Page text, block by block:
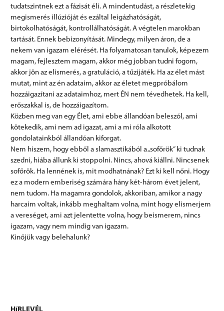
tudatszintnek ezt a fázisát éli. A mindentudást, a részletekig
megismerés illúzióját és ezáltal leigázhatóságát,
birtokolhatóságát, kontrollálhatóságát. A végtelen marokban
tartását. Ennek bebizonyítását. Mindegy, milyen áron, de a
nekem van igazam elérését. Ha folyamatosan tanulok, képezem
magam, fejlesztem magam, akkor még jobban tudni fogom,
akkor jön az elismerés, a gratuláció, a tűzijáték. Ha az élet mást
mutat, mint az én adataim, akkor az életet megpróbálom
hozzáigazítani az adataimhoz, mert ÉN nem tévedhetek. Ha kell,
erőszakkal is, de hozzáigazítom.
Közben meg van egy Élet, ami ebbe állandóan beleszól, ami
kötekedik, ami nem ad igazat, ami a mi róla alkotott
gondolatainkból állandóan kiforgat.
Nem hiszem, hogy ebből a slamasztikából a „sofőrök” ki tudnak
szedni, hiába állunk ki stoppolni. Nincs, ahová kiállni. Nincsenek
sofőrök. Ha lennének is, mit modhatnának? Ezt ki kell nőni. Hogy
ez a modern emberiség számára hány két-három évet jelent,
nem tudom. Ha magamra gondolok, akkoriban, amikor a nagy
harcaim voltak, inkább meghaltam volna, mint hogy elismerjem
a vereséget, ami azt jelentette volna, hogy beismerem, nincs
igazam, vagy nem mindig van igazam.
Kinőjük vagy belehalunk?
HíRLEVÉL